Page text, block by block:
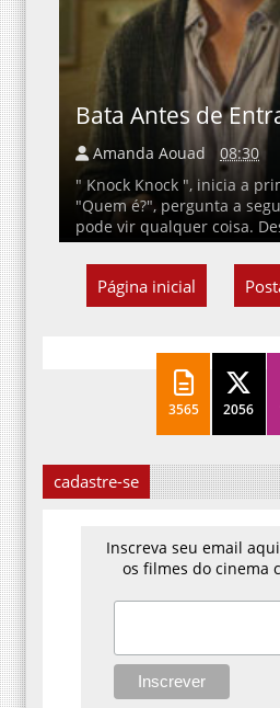
Bata Antes de
Amanda Aouad
08:30
" Knock Knock ", inicia a
"Quem é?", pergunta a
pode vir qualquer coisa.
Página inicial
3565 2056
cadastre-se
Inscreva seu email
os filmes do cinema